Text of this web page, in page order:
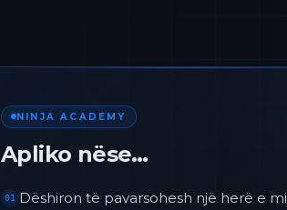
NINJA ACADEMY
Apliko nëse…
01
Dëshiron të pavarsohesh një herë e